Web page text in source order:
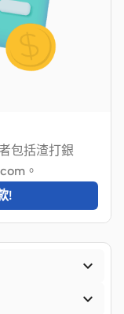
包括渣打銀
。
!

